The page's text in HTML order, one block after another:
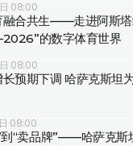
08:00
融合共生——走进阿斯塔
的数字体育世界
08:00
预期下调 哈萨克斯坦
08:00
到“卖品牌”——哈萨克斯